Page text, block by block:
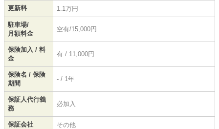
更新料 1.1万円
駐車場/
月額料金
空有/15,000円
保険加入 / 料
金
有 / 11,000円
保険名 / 保険
期間
- / 1年
保証人代行義
務
必加入
保証会社 その他